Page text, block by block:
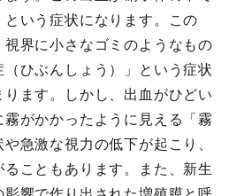
いう症状になります。この
界に小さなゴミのようなもの
ひぶんしょう）」という症状
ます。しかし、出血がひどい
がかかったように見える「霧
急激な視力の低下が起こり、
こともあります。また、新生